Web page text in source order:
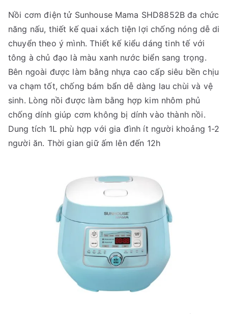
Nồi cơm điện tử Sunhouse Mama SHD8852B đa chức
năng nấu, thiết kế quai xách tiện lợi chống nóng dễ di
chuyển theo ý mình. Thiết kế kiểu dáng tinh tế với
tông à chủ đạo là màu xanh nước biển sang trọng.
Bên ngoài được làm bằng nhựa cao cấp siêu bền chịu
va chạm tốt, chống bám bẩn dễ dàng lau chùi và vệ
sinh. Lòng nồi được làm bằng hợp kim nhôm phủ
chống dính giúp cơm không bị dính vào thành nồi.
Dung tích 1L phù hợp với gia đình ít người khoảng 1-2
người ăn. Thời gian giữ ấm lên đến 12h